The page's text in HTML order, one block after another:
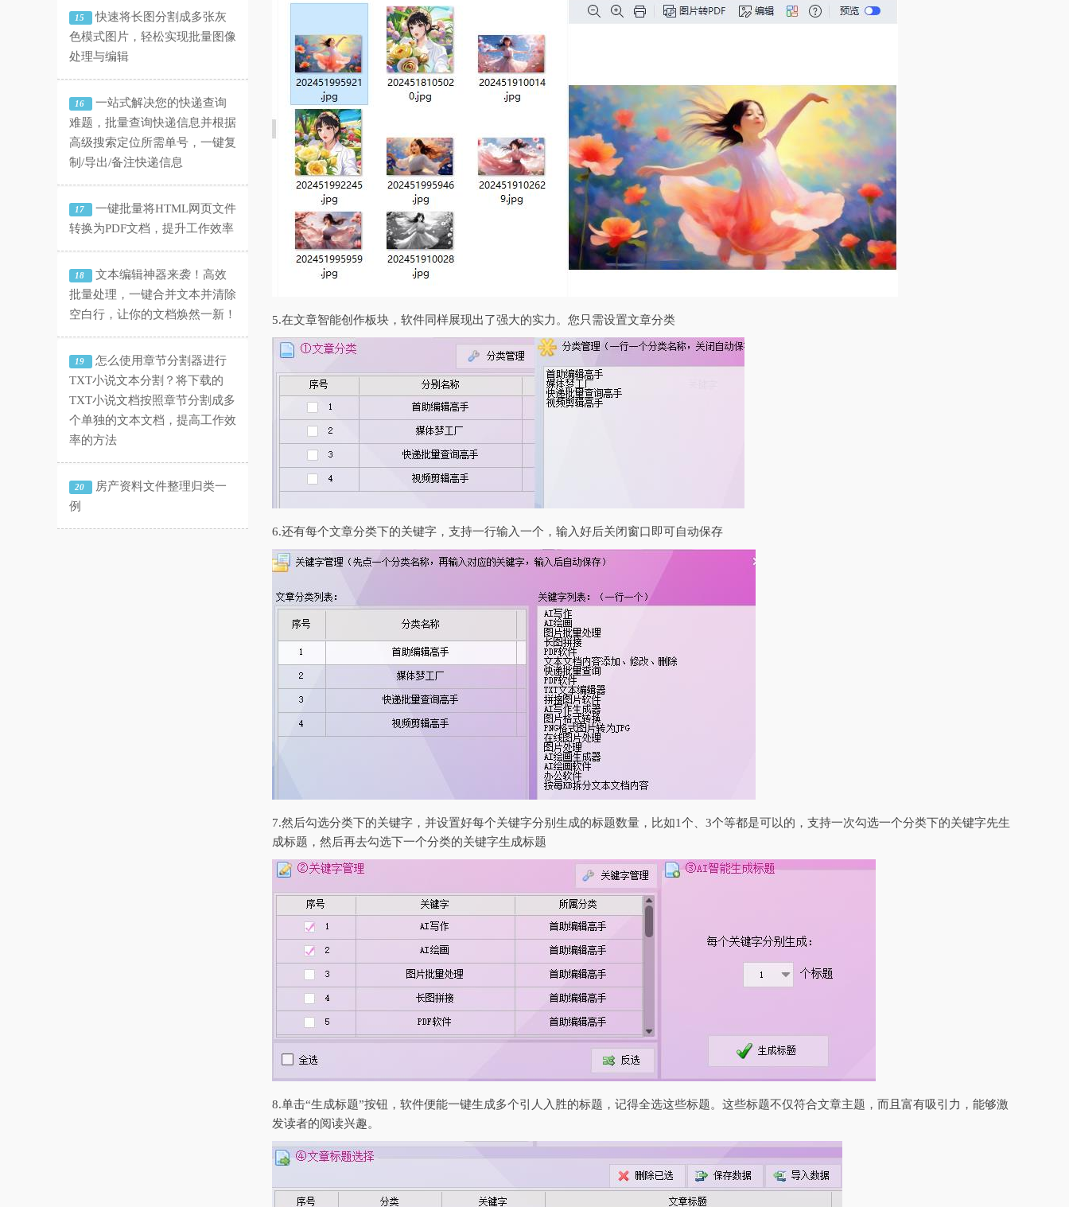
15
快速将长图分割成多张灰
色模式图片，轻松实现批量图像
处理与编辑
16
一站式解决您的快递查询
难题，批量查询快递信息并根据
高级搜索定位所需单号，一键复
制/导出/备注快递信息
17
一键批量将HTML网页文件
转换为PDF文档，提升工作效率
18
文本编辑神器来袭！高效
批量处理，一键合并文本并清除
空白行，让你的文档焕然一新！
19
怎么使用章节分割器进行
TXT小说文本分割？将下载的
TXT小说文档按照章节分割成多
个单独的文本文档，提高工作效
率的方法
20
房产资料文件整理归类一
例
5.在文章智能创作板块，软件同样展现出了强大的实力。您只需设置文章分类
6.还有每个文章分类下的关键字，支持一行输入一个，输入好后关闭窗口即可自动保存
7.然后勾选分类下的关键字，并设置好每个关键字分别生成的标题数量，比如1个、3个等都是可以的，支持一次勾选一个分类下的关键字先生
成标题，然后再去勾选下一个分类的关键字生成标题
8.单击“生成标题”按钮，软件便能一键生成多个引人入胜的标题，记得全选这些标题。这些标题不仅符合文章主题，而且富有吸引力，能够激
发读者的阅读兴趣。